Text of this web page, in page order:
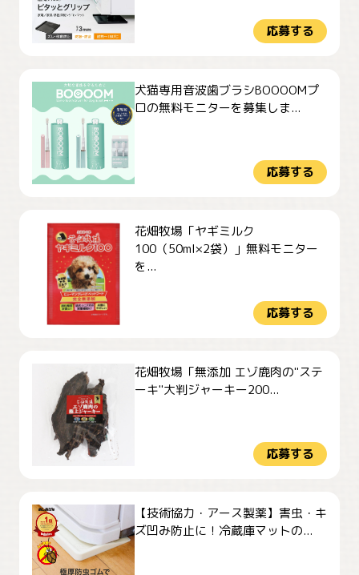
応募する
犬猫専用音波歯ブラシBOOOOMプ
ロの無料モニターを募集しま...
応募する
花畑牧場「ヤギミルク
100（50ml×2袋）」無料モニター
を...
応募する
花畑牧場「無添加 エゾ鹿肉の"ステ
ーキ"大判ジャーキー200...
応募する
【技術協力・アース製薬】害虫・キ
ズ凹み防止に！冷蔵庫マットの...